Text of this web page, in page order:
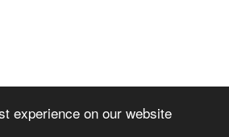
experience on our website